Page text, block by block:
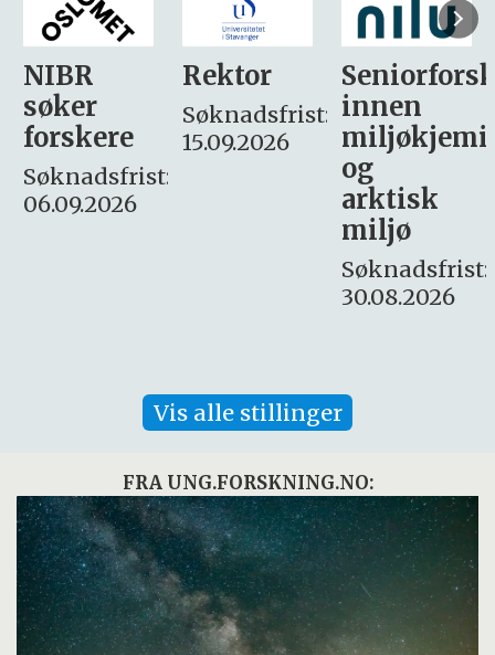
Rektor
Søknadsfrist:
15.09.2026
Seniorforsker
innen
miljøkjemi
søker
– fast
Søknadsfrist:
16. august.
Vis alle stillinger
FRA UNG.FORSKNING.NO: